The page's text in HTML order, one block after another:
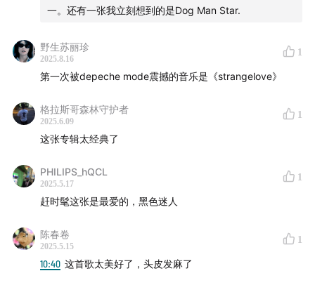
关于《以电传心》播客节目：
年的唱片，以比较接近聊天的形式输出一些对于这些唱片
的理解。我自己的微博会继续推荐唱片，内容比较书面，
一。还有一张我立刻想到的是Dog Man Star.
野生苏丽珍
2025.8.16
1
第一次被depeche mode震撼的音乐是《strangelove》
格拉斯哥森林守护者
2025.6.09
1
这张专辑太经典了
PHILIPS_hQCL
2025.5.17
1
赶时髦这张是最爱的，黑色迷人
陈春卷
2025.5.15
1
10:40 这首歌太美好了，头皮发麻了